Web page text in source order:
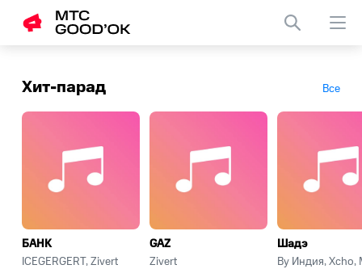
телефона
Хит-парад Все
БАНК
ICEGERGERT, Zivert
GAZ
Zivert
Шадэ
By Индия,